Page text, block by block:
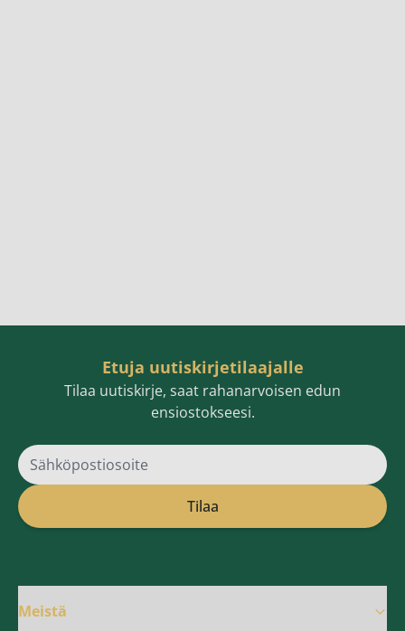
Etuja uutiskirjetilaajalle
Tilaa uutiskirje, saat rahanarvoisen edun
ensiostokseesi.
Sähköpostiosoite
Tilaa
Meistä